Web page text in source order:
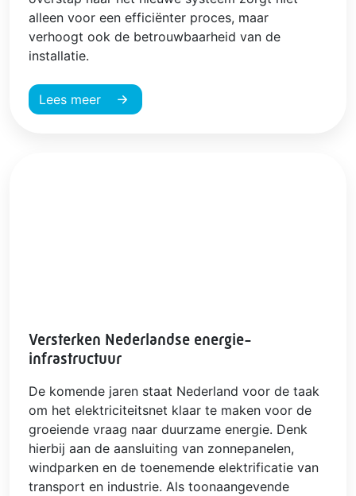
alleen voor een efficiënter proces, maar
verhoogt ook de betrouwbaarheid van de
installatie.
Lees meer
Versterken Nederlandse energie-
infrastructuur
De komende jaren staat Nederland voor de taak
om het elektriciteitsnet klaar te maken voor de
groeiende vraag naar duurzame energie. Denk
hierbij aan de aansluiting van zonnepanelen,
windparken en de toenemende elektrificatie van
transport en industrie. Als toonaangevende